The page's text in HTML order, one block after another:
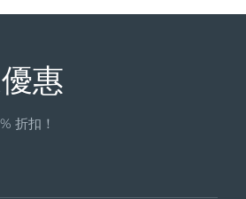
惠
折扣！